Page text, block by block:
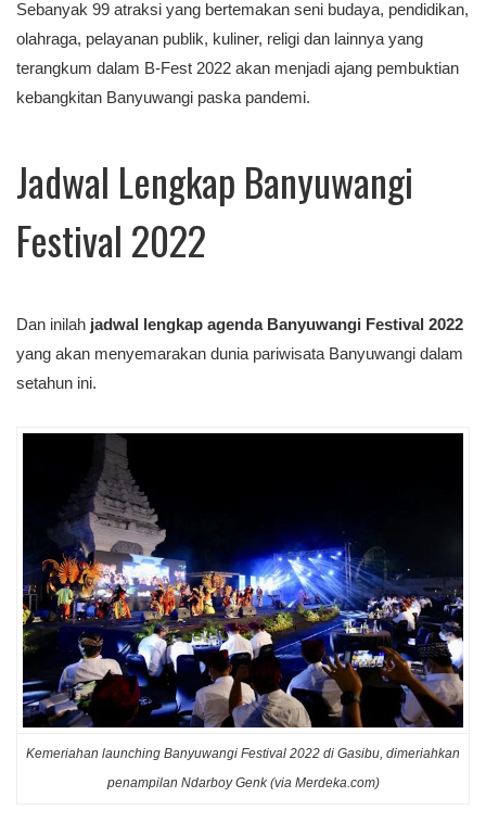
Sebanyak 99 atraksi yang bertemakan seni budaya, pendidikan,
olahraga, pelayanan publik, kuliner, religi dan lainnya yang
terangkum dalam B-Fest 2022 akan menjadi ajang pembuktian
kebangkitan Banyuwangi paska pandemi.
Jadwal Lengkap Banyuwangi
Festival 2022
Dan inilah jadwal lengkap agenda Banyuwangi Festival 2022
yang akan menyemarakan dunia pariwisata Banyuwangi dalam
setahun ini.
Kemeriahan launching Banyuwangi Festival 2022 di Gasibu, dimeriahkan
penampilan Ndarboy Genk (via Merdeka.com)